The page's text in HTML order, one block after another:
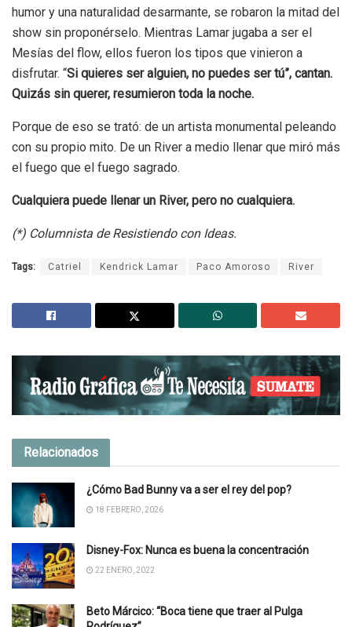
humor y una naturalidad desarmante, se robaron la mitad del
show sin proponérselo. Mientras Lamar jugaba a ser el
Mesías del flow, ellos fueron los tipos que vinieron a
disfrutar. “Si quieres ser alguien, no puedes ser tú”, cantan.
Quizás sin querer, resumieron toda la noche.
Porque de eso se trató: de un artista monumental peleando
con su propio mito. De un River a medio llenar que miró más
el fuego que el fuego sagrado.
Cualquiera puede llenar un River, pero no cualquiera.
(*) Columnista de Resistiendo con Ideas.
Tags: Catriel Kendrick Lamar Paco Amoroso River
Relacionados
¿Cómo Bad Bunny va a ser el rey del pop?
18 FEBRERO, 2026
Disney-Fox: Nunca es buena la concentración
22 ENERO, 2022
Beto Márcico: “Boca tiene que traer al Pulga